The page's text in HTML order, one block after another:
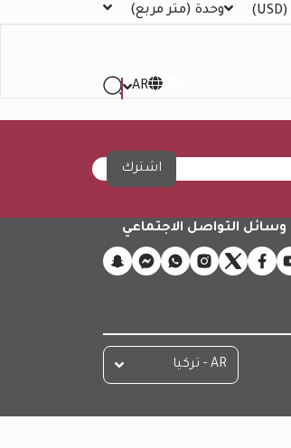
(USD) وحدة (متر مربع)
AR
اشترك
وسائل التواصل الاجتماعي
AR - تركيا